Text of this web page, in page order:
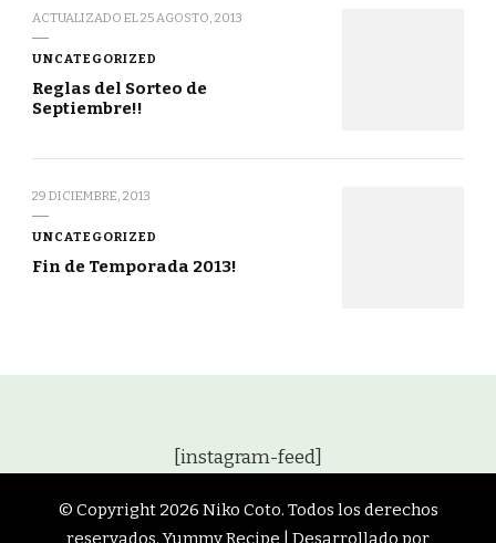
ACTUALIZADO EL25 AGOSTO, 2013
UNCATEGORIZED
Reglas del Sorteo de
Septiembre!!
29 DICIEMBRE, 2013
UNCATEGORIZED
Fin de Temporada 2013!
[instagram-feed]
© Copyright 2026 Niko Coto. Todos los derechos